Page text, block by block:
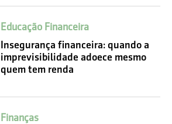
Educação Financeira
Insegurança financeira: quando a
imprevisibilidade adoece mesmo
quem tem renda
Finanças